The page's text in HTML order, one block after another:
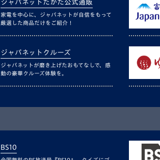
ジャパネットたかた公式通販
家電を中心に、ジャパネットが自信をもって
厳選した商品だけをご紹介！
ジャパネットクルーズ
ジャパネットが磨き上げたおもてなしで、感
動の豪華クルーズ体験を。
BS10